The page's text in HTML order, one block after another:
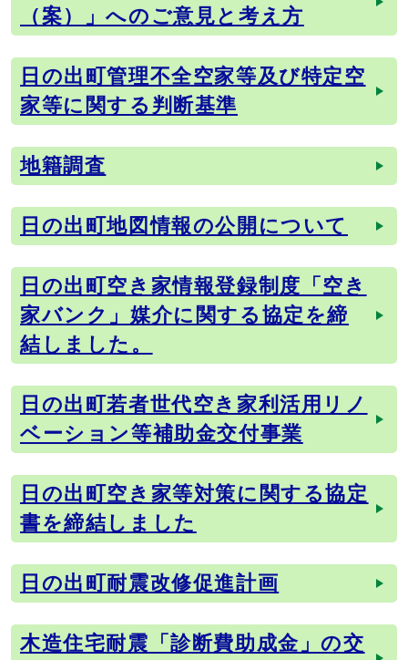
（案）」へのご意見と考え方
日の出町管理不全空家等及び特定空
家等に関する判断基準
地籍調査
日の出町地図情報の公開について
日の出町空き家情報登録制度「空き
家バンク」媒介に関する協定を締
結しました。
日の出町若者世代空き家利活用リノ
ベーション等補助金交付事業
日の出町空き家等対策に関する協定
書を締結しました
日の出町耐震改修促進計画
木造住宅耐震「診断費助成金」の交